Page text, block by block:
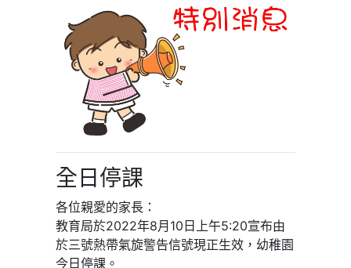
全日停課
各位親愛的家長：
教育局於2022年8月10日上午5:20宣布由
於三號熱帶氣旋警告信號現正生效，幼稚園
今日停課。